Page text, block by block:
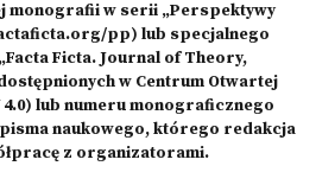
monografii w serii „Perspektywy
pp) lub specjalnego
Ficta. Journal of Theory,
w Centrum Otwartej
4.0) lub numeru monograficznego
naukowego, którego redakcja
z organizatorami.